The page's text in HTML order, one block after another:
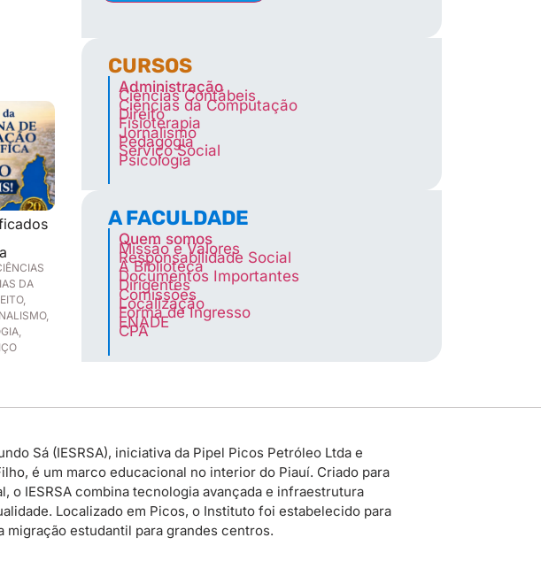
DA
,
,
,
CURSOS
Administração
Ciências Contábeis
Ciências da Computação
Direito
Fisioterapia
Jornalismo
Pedagogia
Serviço Social
Psicologia
A FACULDADE
Quem somos
Missão e Valores
Responsabilidade Social
A Biblioteca
Documentos Importantes
Dirigentes
Comissões
Localização
Forma de Ingresso
ENADE
CPA
Sá (IESRSA), iniciativa da Pipel Picos Petróleo Ltda e
é um marco educacional no interior do Piauí. Criado para
o IESRSA combina tecnologia avançada e infraestrutura
Localizado em Picos, o Instituto foi estabelecido para
estudantil para grandes centros.